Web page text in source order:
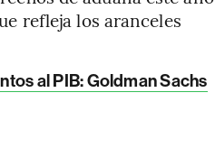
refleja los aranceles
al PIB: Goldman Sachs